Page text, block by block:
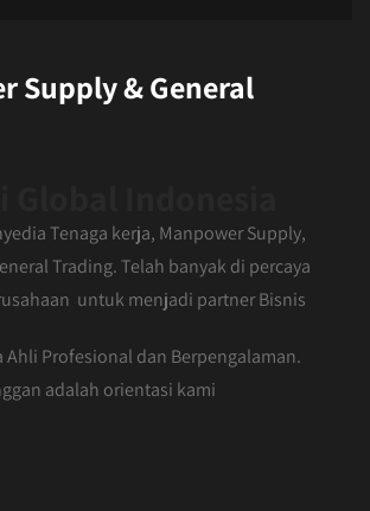
Supply & General
Tenaga kerja, Manpower Supply,
Trading. Telah banyak di percaya
untuk menjadi partner Bisnis
Ahli Profesional dan Berpengalaman.
adalah orientasi kami